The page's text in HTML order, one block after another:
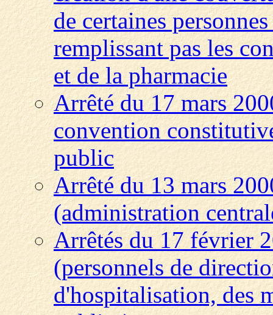
de certaines
remplissant pas les
et de la pharmacie
Arrêté du 17 mars
convention
public
Arrêté du 13 mars
(administration
Arrêtés du 17 février
(personnels de
d'hospitalisation, des